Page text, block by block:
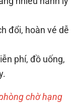
đổi, hoàn vé dễ
phí, đồ uống,
chờ hạng